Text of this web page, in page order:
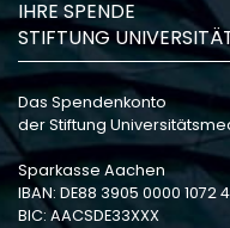
IHRE SPENDE
STIFTUNG
Das Spendenkonto
der Stiftung
Sparkasse Aachen
IBAN: DE88 3905 0000 1072
BIC: AACSDE33XXX